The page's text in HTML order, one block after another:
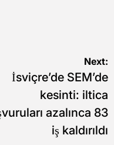
Next:
İsviçre’de SEM’de
kesinti: iltica
azalınca 83
iş kaldırıldı